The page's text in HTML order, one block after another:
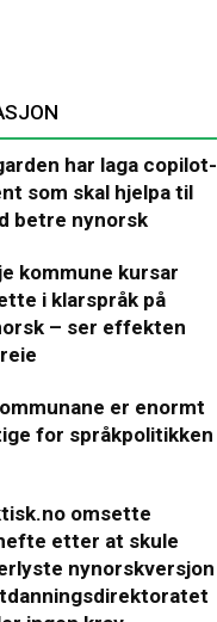
har laga copilot-
som skal hjelpa til
betre nynorsk
kommune kursar
i klarspråk på
– ser effekten
er enormt
for språkpolitikken
omsette
etter at skule
nynorskversjon